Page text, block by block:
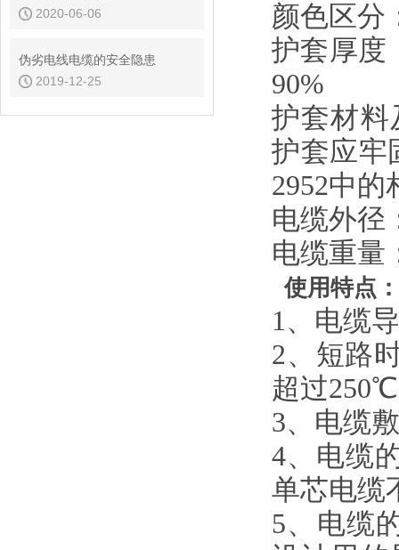
2020-06-06
伪劣电线电缆的安全隐患
2019-12-25
颜色区分
护套厚度
90%
护套材料
护套应牢
2952中的
电缆外径
电缆重量
使用特点 ：
1、电缆
2、短路
超过
3、电缆
4、电缆
单芯电缆
5、电缆